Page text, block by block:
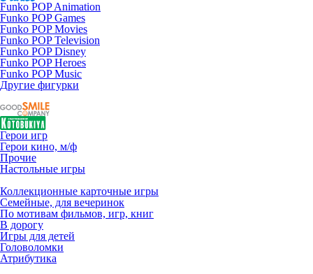
Funko POP Animation
Funko POP Games
Funko POP Movies
Funko POP Television
Funko POP Disney
Funko POP Heroes
Funko POP Music
Другие фигурки
Герои игр
Герои кино, м/ф
Прочие
Настольные игры
Коллекционные карточные игры
Семейные, для вечеринок
По мотивам фильмов, игр, книг
В дорогу
Игры для детей
Головоломки
Атрибутика